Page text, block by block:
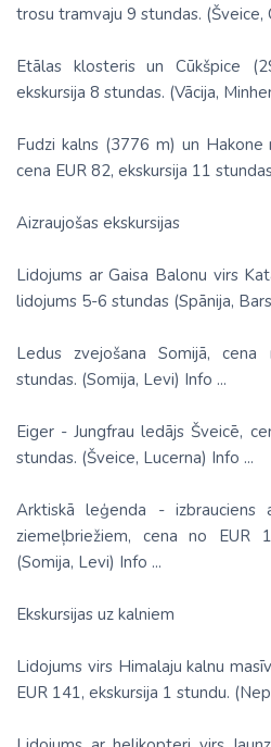
trosu tramvaju 9 stundas. (Šveice,
Etālas klosteris un Cūkšpice
ekskursija 8 stundas. (Vācija,
Fudzi kalns (3776 m) un
cena EUR 82, ekskursija 11
Aizraujošas ekskursijas
Lidojums ar Gaisa Balonu virs
lidojums 5-6 stundas (Spānija,
Ledus zvejošana Somijā,
stundas. (Somija, Levi) Info ...
Eiger - Jungfrau ledājs Šveicē,
stundas. (Šveice, Lucerna) Info ...
Arktiskā leģenda - izbrauciens
ziemeļbriežiem, cena no EUR
(Somija, Levi) Info ...
Ekskursijas uz kalniem
Lidojums virs Himalaju kalnu
EUR 141, ekskursija 1 stundu.